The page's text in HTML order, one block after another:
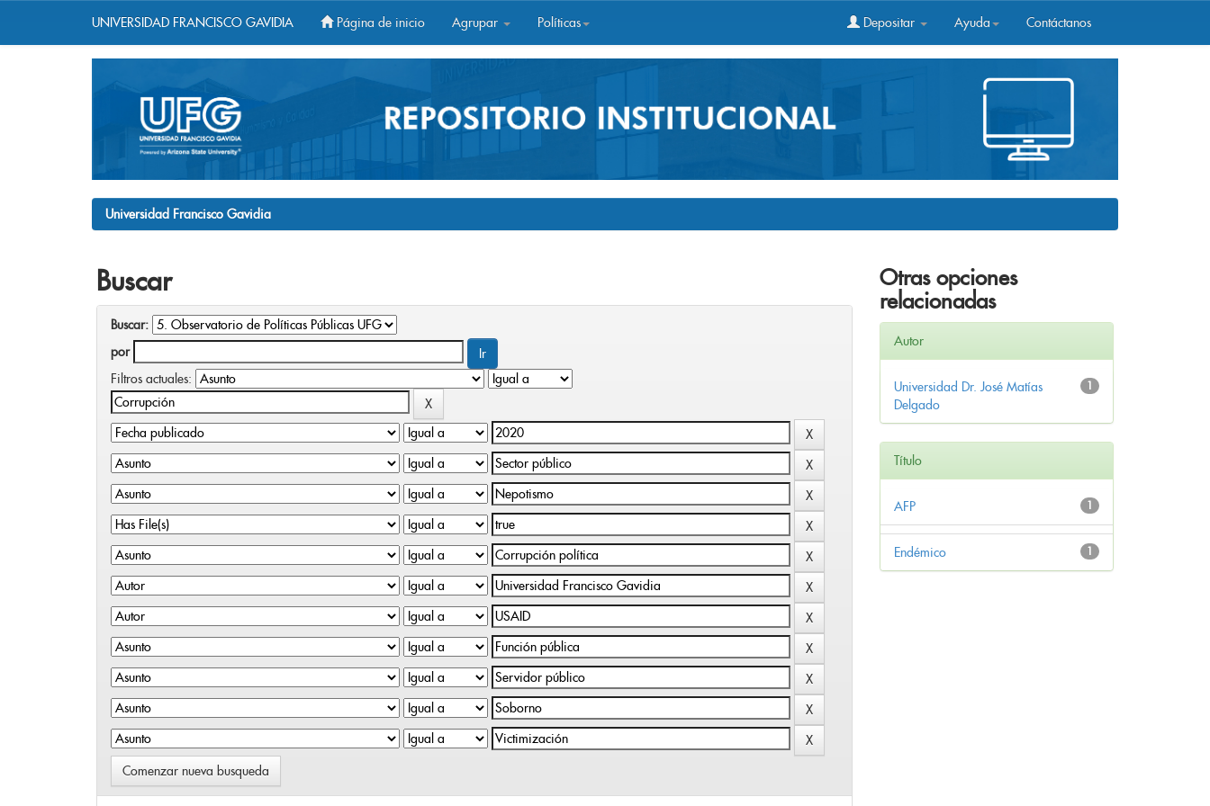
UNIVERSIDAD FRANCISCO GAVIDIA Página de inicio Agrupar Políticas Depositar Ayuda Contáctanos
Universidad Francisco Gavidia
Buscar
Buscar:
por
Filtros actuales:
Comenzar nueva busqueda
Otras opciones
relacionadas
Autor
1
Universidad Dr. José Matías
Delgado
Título
1
AFP
1
Endémico